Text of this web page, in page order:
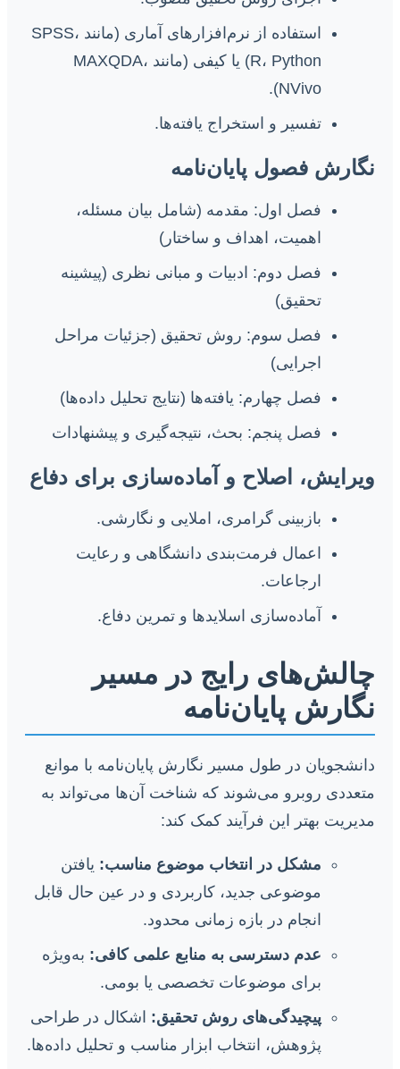
استفاده از نرم‌افزارهای آماری (مانند SPSS،
R، Python) یا کیفی (مانند MAXQDA،
NVivo).
تفسیر و استخراج یافته‌ها.
نگارش فصول پایان‌نامه
فصل اول: مقدمه (شامل بیان مسئله،
اهمیت، اهداف و ساختار)
فصل دوم: ادبیات و مبانی نظری (پیشینه
تحقیق)
فصل سوم: روش تحقیق (جزئیات مراحل
اجرایی)
فصل چهارم: یافته‌ها (نتایج تحلیل داده‌ها)
فصل پنجم: بحث، نتیجه‌گیری و پیشنهادات
ویرایش، اصلاح و آماده‌سازی برای دفاع
بازبینی گرامری، املایی و نگارشی.
اعمال فرمت‌بندی دانشگاهی و رعایت
ارجاعات.
آماده‌سازی اسلایدها و تمرین دفاع.
چالش‌های رایج در مسیر
نگارش پایان‌نامه
دانشجویان در طول مسیر نگارش پایان‌نامه با موانع
متعددی روبرو می‌شوند که شناخت آن‌ها می‌تواند به
مدیریت بهتر این فرآیند کمک کند:
مشکل در انتخاب موضوع مناسب: یافتن
موضوعی جدید، کاربردی و در عین حال قابل
انجام در بازه زمانی محدود.
عدم دسترسی به منابع علمی کافی: به‌ویژه
برای موضوعات تخصصی یا بومی.
پیچیدگی‌های روش تحقیق: اشکال در طراحی
پژوهش، انتخاب ابزار مناسب و تحلیل داده‌ها.